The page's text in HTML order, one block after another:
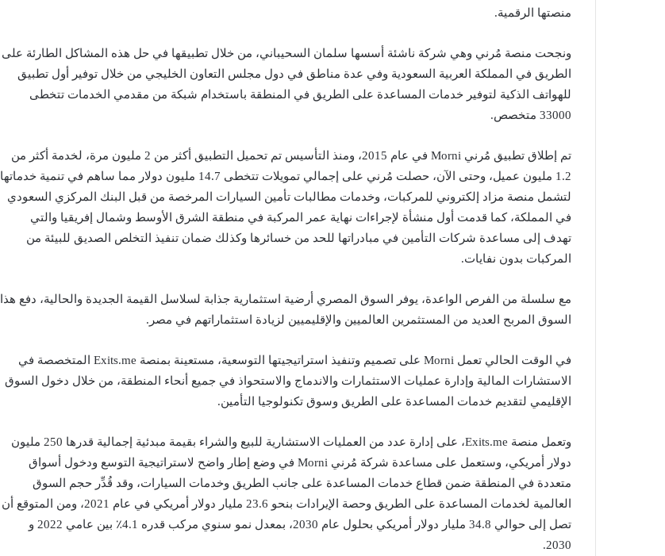
منصتها الرقمية.
ونجحت منصة مُرني وهي شركة ناشئة أسسها سلمان السحيباني، من خلال تطبيقها في حل هذه المشاكل الطارئة على
الطريق في المملكة العربية السعودية وفي عدة مناطق في دول مجلس التعاون الخليجي من خلال توفير أول تطبيق
للهواتف الذكية لتوفير خدمات المساعدة على الطريق في المنطقة باستخدام شبكة من مقدمي الخدمات تتخطى
33000 متخصص.
تم إطلاق تطبيق مُرني Morni في عام 2015، ومنذ التأسيس تم تحميل التطبيق أكثر من 2 مليون مرة، لخدمة أكثر من
1.2 مليون عميل، وحتى الآن، حصلت مُرني على إجمالي تمويلات تتخطى 14.7 مليون دولار مما ساهم في تنمية خدماتها
لتشمل منصة مزاد إلكتروني للمركبات، وخدمات مطالبات تأمين السيارات المرخصة من قبل البنك المركزي السعودي
في المملكة، كما قدمت أول منشأة لإجراءات نهاية عمر المركبة في منطقة الشرق الأوسط وشمال إفريقيا والتي
تهدف إلى مساعدة شركات التأمين في مبادراتها للحد من خسائرها وكذلك ضمان تنفيذ التخلص الصديق للبيئة من
المركبات بدون نفايات.
مع سلسلة من الفرص الواعدة، يوفر السوق المصري أرضية استثمارية جذابة لسلاسل القيمة الجديدة والحالية، دفع هذا
السوق المربح العديد من المستثمرين العالميين والإقليميين لزيادة استثماراتهم في مصر.
في الوقت الحالي تعمل Morni على تصميم وتنفيذ استراتيجيتها التوسعية، مستعينة بمنصة Exits.me المتخصصة في
الاستشارات المالية وإدارة عمليات الاستثمارات والاندماج والاستحواذ في جميع أنحاء المنطقة، من خلال دخول السوق
الإقليمي لتقديم خدمات المساعدة على الطريق وسوق تكنولوجيا التأمين.
وتعمل منصة Exits.me، على إدارة عدد من العمليات الاستشارية للبيع والشراء بقيمة مبدئية إجمالية قدرها 250 مليون
دولار أمريكي، وستعمل على مساعدة شركة مُرني Morni في وضع إطار واضح لاستراتيجية التوسع ودخول أسواق
متعددة في المنطقة ضمن قطاع خدمات المساعدة على جانب الطريق وخدمات السيارات، وقد قُدِّر حجم السوق
العالمية لخدمات المساعدة على الطريق وحصة الإيرادات بنحو 23.6 مليار دولار أمريكي في عام 2021، ومن المتوقع أن
تصل إلى حوالي 34.8 مليار دولار أمريكي بحلول عام 2030، بمعدل نمو سنوي مركب قدره 4.1٪ بين عامي 2022 و
2030.